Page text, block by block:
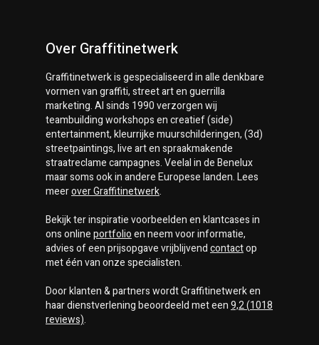
Over Graffitinetwerk
Graffitinetwerkis gespecialiseerd in alle denkbare
vormen van graffiti, street art en guerrilla
marketing. Al sinds 1990 verzorgen wij
teambuilding workshops en creatief (side)
entertainment, kleurrijke muurschilderingen, (3d)
streetpaintings, live art en spraakmakende
straatreclame campagnes. Veelal in de Benelux
maar soms ook in andere Europese landen. Lees
meeroverGraffitinetwerk.
Bekijk ter inspiratie voorbeelden en klantcases in
ons onlineportfolioen neem voor informatie,
advies of een prijsopgave vrijblijvendcontactop
met één van onze specialisten.
Door klanten & partners wordtGraffitinetwerken
haar dienstverlening beoordeeld met een9,2(1018
reviews).